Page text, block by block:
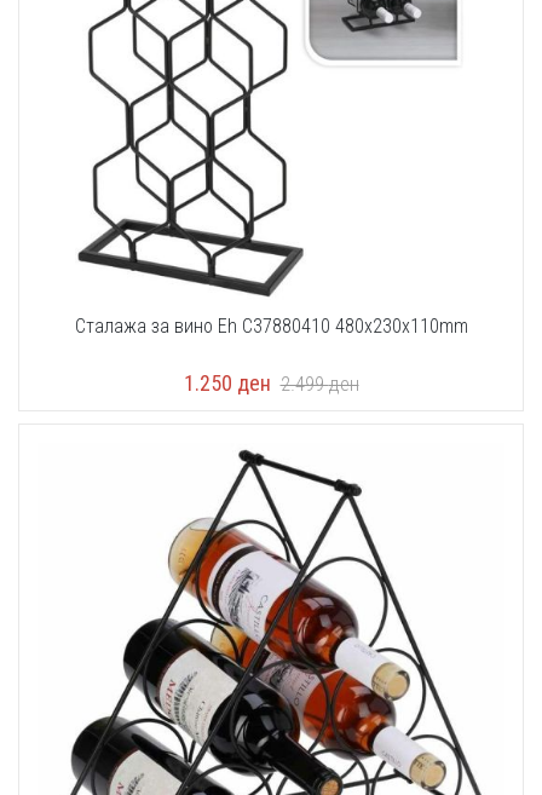
Сталажа за вино Eh C37880410 480x230x110mm
1.250 ден 2.499ден